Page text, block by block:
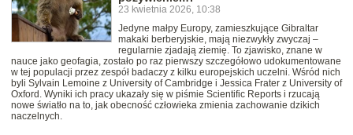
23 kwietnia 2026, 10:38
Jedyne małpy Europy, zamieszkujące Gibraltar
makaki berberyjskie, mają niezwykły zwyczaj –
regularnie zjadają ziemię. To zjawisko, znane w
nauce jako geofagia, zostało po raz pierwszy szczegółowo udokumentowane
w tej populacji przez zespół badaczy z kilku europejskich uczelni. Wśród nich
byli Sylvain Lemoine z University of Cambridge i Jessica Frater z University of
Oxford. Wyniki ich pracy ukazały się w piśmie Scientific Reports i rzucają
nowe światło na to, jak obecność człowieka zmienia zachowanie dzikich
naczelnych.